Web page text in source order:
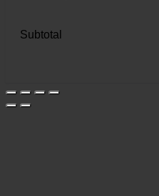
Subtotal